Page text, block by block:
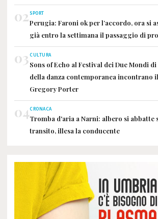
02SPORT
Perugia: Faroni ok per l’accordo, ora si
già entro la settimana il passaggio di
03CULTURA
Sons of Echo al Festival dei Due Mondi
della danza contemporanea incontrano
Gregory Porter
04CRONACA
Tromba d'aria a Narni: albero si abbatte
transito, illesa la conducente